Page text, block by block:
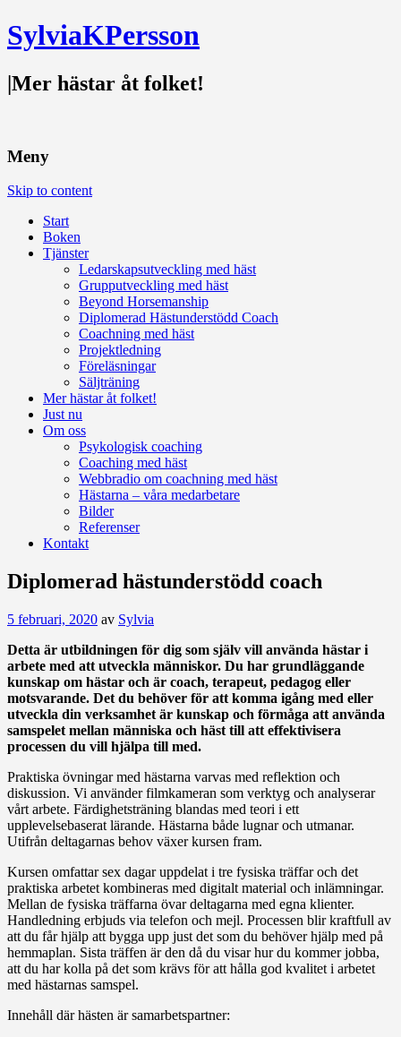
SylviaKPersson
|Mer hästar åt folket!
Meny
Skip to content
Start
Boken
Tjänster
Ledarskapsutveckling med häst
Grupputveckling med häst
Beyond Horsemanship
Diplomerad Hästunderstödd Coach
Coachning med häst
Projektledning
Föreläsningar
Säljträning
Mer hästar åt folket!
Just nu
Om oss
Psykologisk coaching
Coaching med häst
Webbradio om coachning med häst
Hästarna – våra medarbetare
Bilder
Referenser
Kontakt
Diplomerad hästunderstödd coach
5 februari, 2020 av Sylvia
Detta är utbildningen för dig som själv vill använda hästar i
arbete med att utveckla människor. Du har grundläggande
kunskap om hästar och är coach, terapeut, pedagog eller
motsvarande. Det du behöver för att komma igång med eller
utveckla din verksamhet är kunskap och förmåga att använda
samspelet mellan människa och häst till att effektivisera
processen du vill hjälpa till med.
Praktiska övningar med hästarna varvas med reflektion och
diskussion. Vi använder filmkameran som verktyg och analyserar
vårt arbete. Färdighetsträning blandas med teori i ett
upplevelsebaserat lärande. Hästarna både lugnar och utmanar.
Utifrån deltagarnas behov växer kursen fram.
Kursen omfattar sex dagar uppdelat i tre fysiska träffar och det
praktiska arbetet kombineras med digitalt material och inlämningar.
Mellan de fysiska träffarna övar deltagarna med egna klienter.
Handledning erbjuds via telefon och mejl. Processen blir kraftfull av
att du får hjälp att bygga upp just det som du behöver hjälp med på
hemmaplan. Sista träffen är den då du visar hur du kommer jobba,
att du har kolla på det som krävs för att hålla god kvalitet i arbetet
med hästarnas samspel.
Innehåll där hästen är samarbetspartner: